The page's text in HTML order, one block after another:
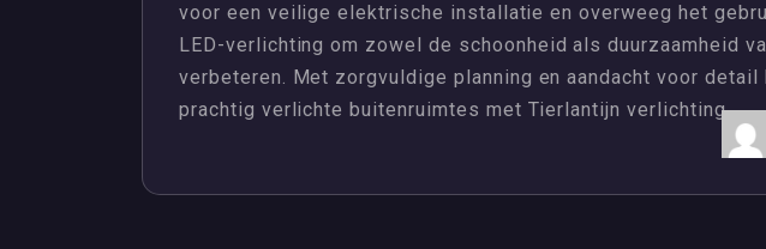
voor een veilige elektrische installatie en overweeg het
LED-verlichting om zowel de schoonheid als duurzaamheid
verbeteren. Met zorgvuldige planning en aandacht voor detail
prachtig verlichte buitenruimtes met Tierlantijn verlichting.